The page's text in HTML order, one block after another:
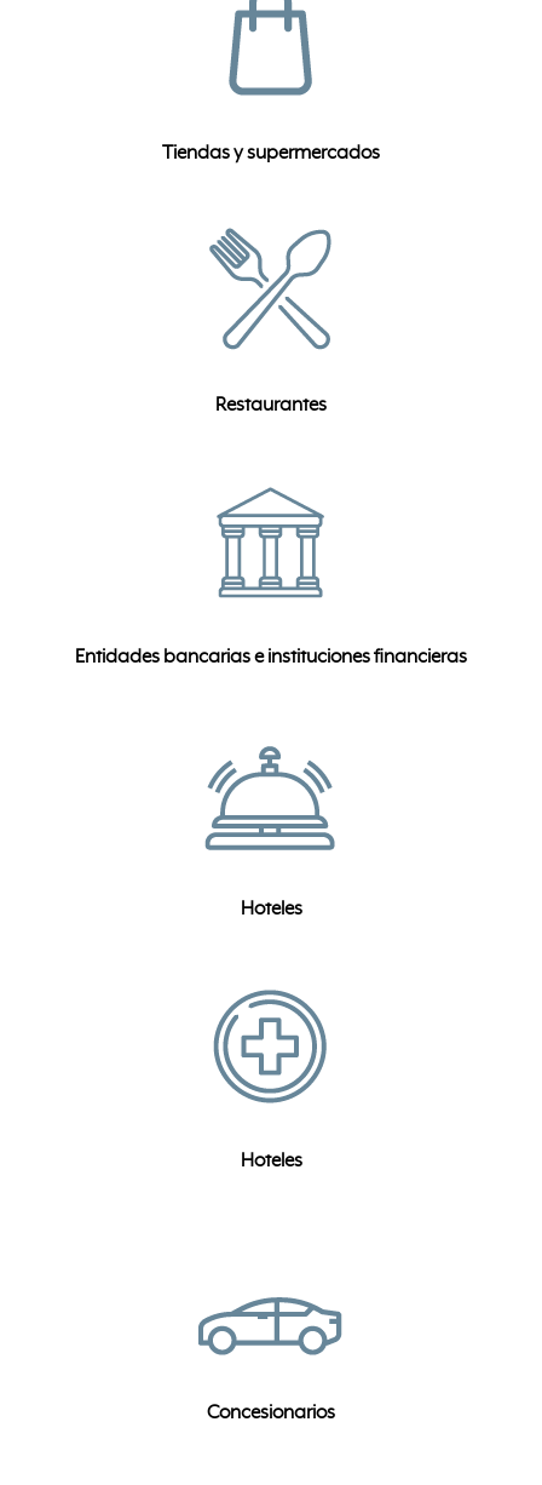
Tiendas y supermercados
Restaurantes
Entidades bancarias e instituciones financieras
Hoteles
Hoteles
Concesionarios